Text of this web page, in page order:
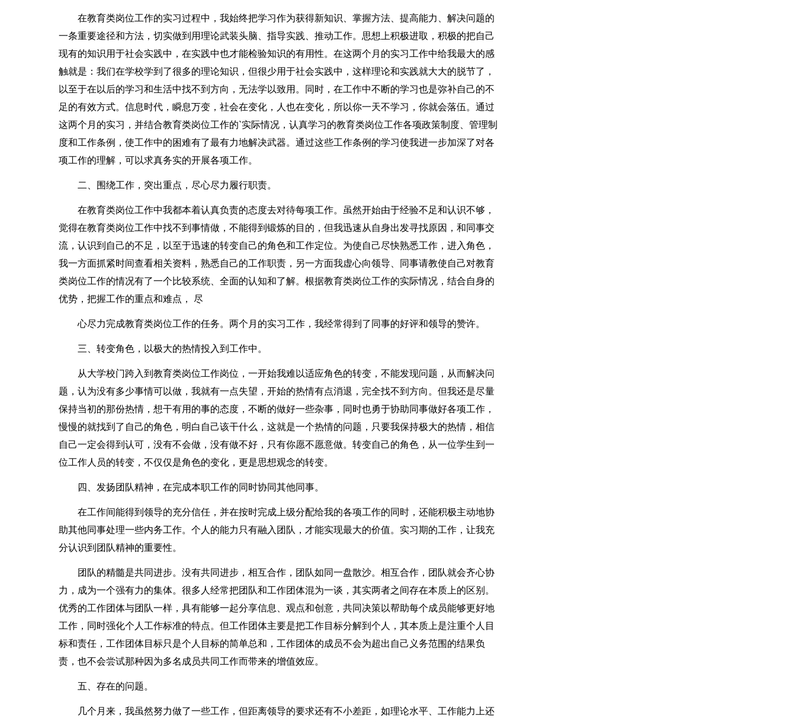
在教育类岗位工作的实习过程中，我始终把学习作为获得新知识、掌握方法、提高能力、解决问题的
一条重要途径和方法，切实做到用理论武装头脑、指导实践、推动工作。思想上积极进取，积极的把自己
现有的知识用于社会实践中，在实践中也才能检验知识的有用性。在这两个月的实习工作中给我最大的感
触就是：我们在学校学到了很多的理论知识，但很少用于社会实践中，这样理论和实践就大大的脱节了，
以至于在以后的学习和生活中找不到方向，无法学以致用。同时，在工作中不断的学习也是弥补自己的不
足的有效方式。信息时代，瞬息万变，社会在变化，人也在变化，所以你一天不学习，你就会落伍。通过
这两个月的实习，并结合教育类岗位工作的`实际情况，认真学习的教育类岗位工作各项政策制度、管理制
度和工作条例，使工作中的困难有了最有力地解决武器。通过这些工作条例的学习使我进一步加深了对各
项工作的理解，可以求真务实的开展各项工作。
二、围绕工作，突出重点，尽心尽力履行职责。
在教育类岗位工作中我都本着认真负责的态度去对待每项工作。虽然开始由于经验不足和认识不够，
觉得在教育类岗位工作中找不到事情做，不能得到锻炼的目的，但我迅速从自身出发寻找原因，和同事交
流，认识到自己的不足，以至于迅速的转变自己的角色和工作定位。为使自己尽快熟悉工作，进入角色，
我一方面抓紧时间查看相关资料，熟悉自己的工作职责，另一方面我虚心向领导、同事请教使自己对教育
类岗位工作的情况有了一个比较系统、全面的认知和了解。根据教育类岗位工作的实际情况，结合自身的
优势，把握工作的重点和难点， 尽
心尽力完成教育类岗位工作的任务。两个月的实习工作，我经常得到了同事的好评和领导的赞许。
三、转变角色，以极大的热情投入到工作中。
从大学校门跨入到教育类岗位工作岗位，一开始我难以适应角色的转变，不能发现问题，从而解决问
题，认为没有多少事情可以做，我就有一点失望，开始的热情有点消退，完全找不到方向。但我还是尽量
保持当初的那份热情，想干有用的事的态度，不断的做好一些杂事，同时也勇于协助同事做好各项工作，
慢慢的就找到了自己的角色，明白自己该干什么，这就是一个热情的问题，只要我保持极大的热情，相信
自己一定会得到认可，没有不会做，没有做不好，只有你愿不愿意做。转变自己的角色，从一位学生到一
位工作人员的转变，不仅仅是角色的变化，更是思想观念的转变。
四、发扬团队精神，在完成本职工作的同时协同其他同事。
在工作间能得到领导的充分信任，并在按时完成上级分配给我的各项工作的同时，还能积极主动地协
助其他同事处理一些内务工作。个人的能力只有融入团队，才能实现最大的价值。实习期的工作，让我充
分认识到团队精神的重要性。
团队的精髓是共同进步。没有共同进步，相互合作，团队如同一盘散沙。相互合作，团队就会齐心协
力，成为一个强有力的集体。很多人经常把团队和工作团体混为一谈，其实两者之间存在本质上的区别。
优秀的工作团体与团队一样，具有能够一起分享信息、观点和创意，共同决策以帮助每个成员能够更好地
工作，同时强化个人工作标准的特点。但工作团体主要是把工作目标分解到个人，其本质上是注重个人目
标和责任，工作团体目标只是个人目标的简单总和，工作团体的成员不会为超出自己义务范围的结果负
责，也不会尝试那种因为多名成员共同工作而带来的增值效应。
五、存在的问题。
几个月来，我虽然努力做了一些工作，但距离领导的要求还有不小差距，如理论水平、工作能力上还